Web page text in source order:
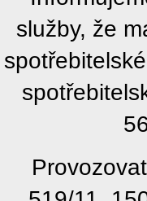
služby, že